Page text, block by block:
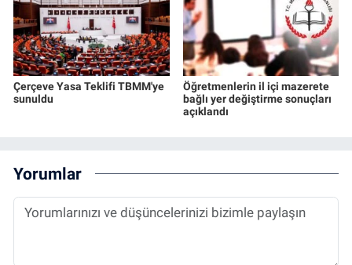
Çerçeve Yasa Teklifi TBMM'ye
sunuldu
Öğretmenlerin il içi mazerete
bağlı yer değiştirme sonuçları
açıklandı
Yorumlar